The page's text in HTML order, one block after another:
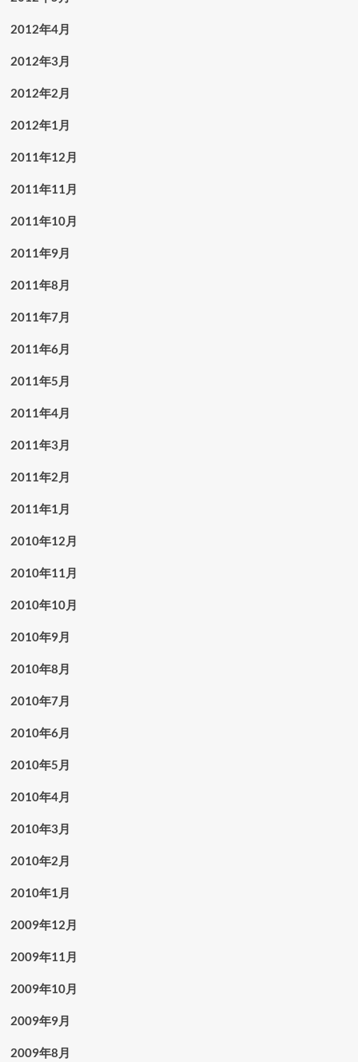
2012年4月
2012年3月
2012年2月
2012年1月
2011年12月
2011年11月
2011年10月
2011年9月
2011年8月
2011年7月
2011年6月
2011年5月
2011年4月
2011年3月
2011年2月
2011年1月
2010年12月
2010年11月
2010年10月
2010年9月
2010年8月
2010年7月
2010年6月
2010年5月
2010年4月
2010年3月
2010年2月
2010年1月
2009年12月
2009年11月
2009年10月
2009年9月
2009年8月